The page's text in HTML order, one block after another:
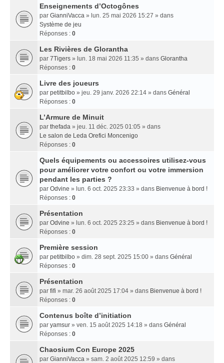
Enseignements dʼOctogônes
par GianniVacca » lun. 25 mai 2026 15:27 » dans
Système de jeu
Réponses : 0
Les Rivières de Glorantha
par 7Tigers » lun. 18 mai 2026 11:35 » dans Glorantha
Réponses : 0
Livre des joueurs
par petitbilbo » jeu. 29 janv. 2026 22:14 » dans Général
Réponses : 0
L’Armure de Minuit
par thefada » jeu. 11 déc. 2025 01:05 » dans
Le salon de Leda Orefici Moncenigo
Réponses : 0
Quels équipements ou accessoires utilisez-vous
pour améliorer votre confort ou votre immersion
pendant les parties ?
par Odvine » lun. 6 oct. 2025 23:33 » dans Bienvenue à bord !
Réponses : 0
Présentation
par Odvine » lun. 6 oct. 2025 23:25 » dans Bienvenue à bord !
Réponses : 0
Première session
par petitbilbo » dim. 28 sept. 2025 15:00 » dans Général
Réponses : 0
Présentation
par fifi » mar. 26 août 2025 17:04 » dans Bienvenue à bord !
Réponses : 0
Contenus boîte d’initiation
par yamsur » ven. 15 août 2025 14:18 » dans Général
Réponses : 0
Chaosium Con Europe 2025
par GianniVacca » sam. 2 août 2025 12:59 » dans